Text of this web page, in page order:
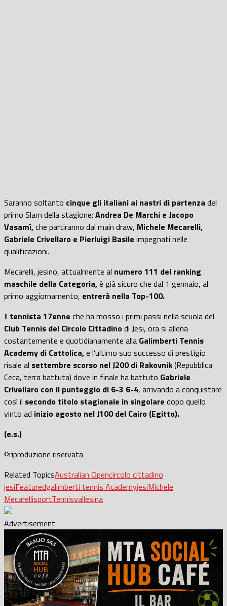
Saranno soltanto cinque gli italiani ai nastri di partenza del
primo Slam della stagione: Andrea De Marchi e Jacopo
Vasamì,che partiranno dal main draw, Michele Mecarelli,
Gabriele Crivellaro e Pierluigi Basile impegnati nelle
qualificazioni.
Mecarelli, jesino, attualmente al numero 111 del ranking
maschile della Categoria,è già sicuro che dal 1 gennaio, al
primo aggiornamento, entrerà nella Top-100.
Il tennista 17enne che ha mosso i primi passi nella scuola del
Club Tennis del Circolo Cittadinodi Jesi, ora si allena
costantemente e quotidianamente alla Galimberti Tennis
Academy di Cattolica,e l’ultimo suo successo di prestigio
risale al settembre scorso nel J200 di Rakovnik(Repubblica
Ceca, terra battuta) dove in finale ha battuto Gabriele
Crivellaro con il punteggio di 6-3 6-4, arrivando a conquistare
così il secondo titolo stagionale in singolare dopo quello
vinto ad inizio agosto nel J100 del Cairo (Egitto).
(e.s.)
©riproduzione riservata
Related TopicsAustralian Opencircolo cittadino
jesiFeaturedgalimberti tennis AcademyjesiMichele
MecarellisportTennisvallesina
Advertisement